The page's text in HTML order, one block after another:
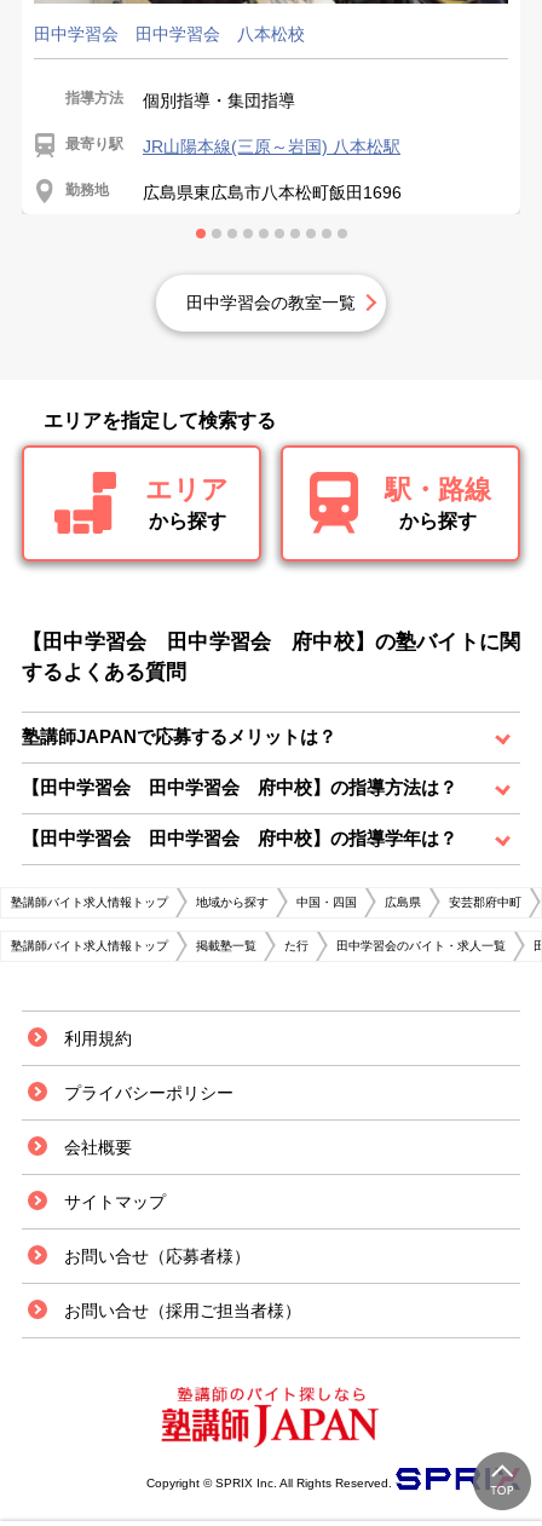
田中学習会 田中学習会 八本松校
指導方法 個別指導・集団指導
最寄り駅 JR山陽本線(三原～岩国) 八本松駅
勤務地 広島県東広島市八本松町飯田1696
田中学習会の教室一覧
エリアを指定して検索する
エリア
から探す
駅・路線
から探す
【田中学習会 田中学習会 府中校】の塾バイトに関
するよくある質問
塾講師JAPANで応募するメリットは？
【田中学習会 田中学習会 府中校】の指導方法は？
【田中学習会 田中学習会 府中校】の指導学年は？
塾講師バイト求人情報トップ 地域から探す 中国・四国 広島県 安芸郡府中町
塾講師バイト求人情報トップ 掲載塾一覧 た行 田中学習会のバイト・求人一覧
利用規約
プライバシーポリシー
会社概要
サイトマップ
お問い合せ（応募者様）
お問い合せ（採用ご担当者様）
Copyright © SPRIX Inc. All Rights Reserved.